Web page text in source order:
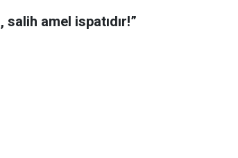
salih amel ispatıdır!”